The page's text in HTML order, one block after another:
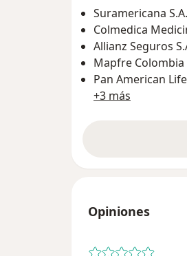
Suramericana S.A.
Colmedica
Allianz Seguros
Mapfre Colombia
Pan American
+3 más
Opiniones